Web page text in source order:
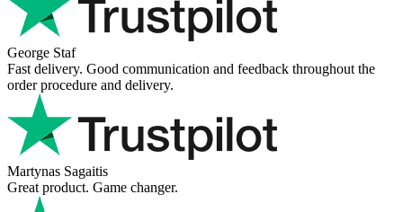
George Staf
Fast delivery. Good communication and feedback throughout the
order procedure and delivery.
Martynas Sagaitis
Great product. Game changer.